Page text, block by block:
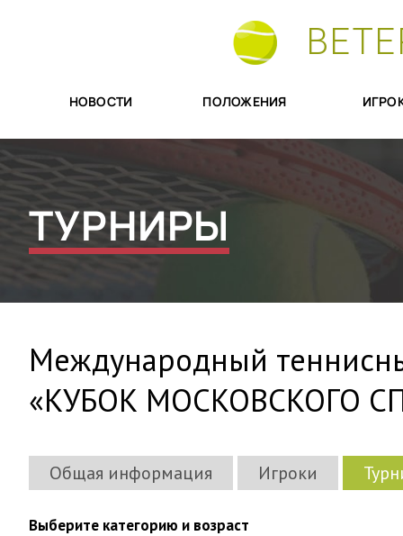
НОВОСТИ ПОЛОЖЕНИЯ
ТУРНИРЫ
Международный
«КУБОК МОСКОВСКОГО
Общая информация Игроки
Выберите категорию и возраст